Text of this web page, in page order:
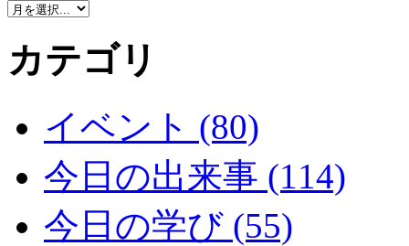
カテゴリ
イベント (80)
今日の出来事 (114)
今日の学び (55)